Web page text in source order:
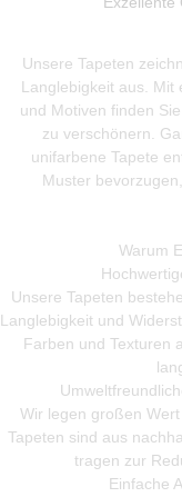
Unsere Tapeten
Langlebigkeit aus. Mit
und Motiven finden
zu verschönern.
unifarbene Tapete
Muster
Warum
Unsere Tapeten
Langlebigkeit und
Farben und Texturen
Wir legen großen
Tapeten sind aus
tragen zur
Einfache